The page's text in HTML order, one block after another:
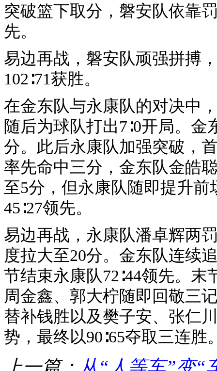
突破篮下取分，磐安队依靠
先。
易边再战，磐安队顽强拼搏
102∶71获胜。
在金东队与永康队的对决中
随后为球队打出7∶0开局。
分。此后永康队加强突破，
率先命中三分，金东队金皓
至5分，但永康队随即提升
45∶27领先。
易边再战，永康队潘卓辉两
度拉大至20分。金东队连续
节结束永康队72∶44领先。
周金鑫、郭大柠随即回敬三
替补钱胜以及樊子安、张仁
势，最终以90∶65夺取三连胜
上一篇： 从“人等车”变“